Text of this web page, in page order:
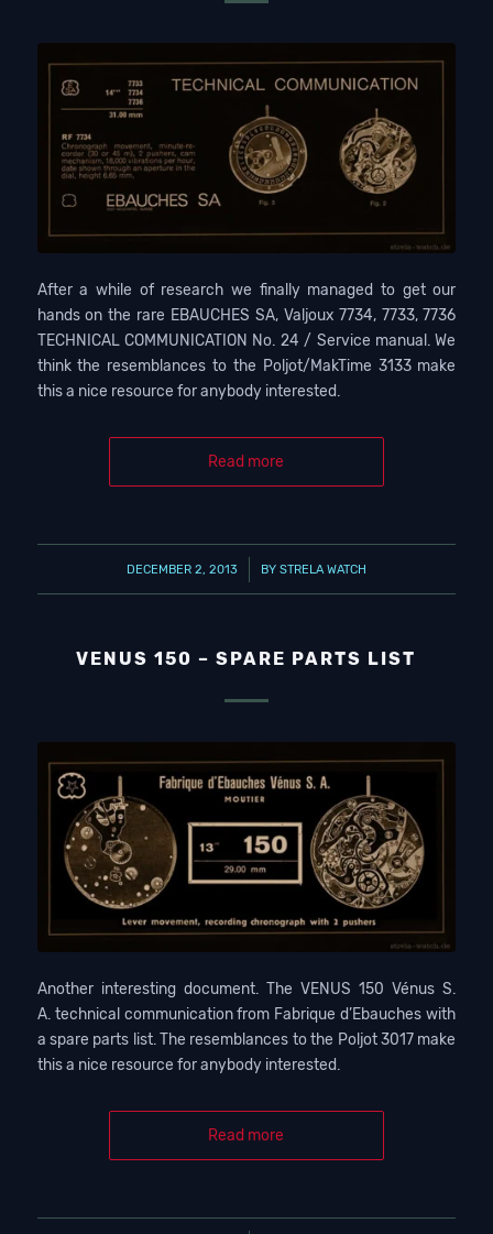
After a while of research we finally managed to get our
hands on the rare EBAUCHES SA, Valjoux 7734, 7733, 7736
TECHNICAL COMMUNICATION No. 24 / Service manual. We
think the resemblances to the Poljot/MakTime 3133 make
this a nice resource for anybody interested.
Read more
DECEMBER 2, 2013
/ BY STRELA WATCH
VENUS 150 – SPARE PARTS LIST
Another interesting document. The VENUS 150 Vénus S.
A. technical communication from Fabrique d’Ebauches with
a spare parts list. The resemblances to the Poljot 3017 make
this a nice resource for anybody interested.
Read more